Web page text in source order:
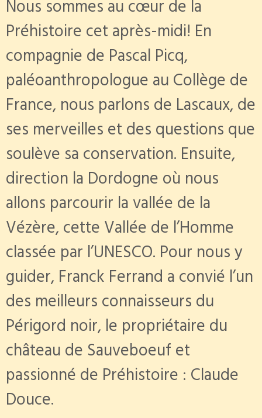
Nous sommes au cœur de la
Préhistoire cet après-midi! En
compagnie de Pascal Picq,
paléoanthropologue au Collège de
France, nous parlons de Lascaux, de
ses merveilles et des questions que
soulève sa conservation. Ensuite,
direction la Dordogne où nous
allons parcourir la vallée de la
Vézère, cette Vallée de l’Homme
classée par l’UNESCO. Pour nous y
guider, Franck Ferrand a convié l’un
des meilleurs connaisseurs du
Périgord noir, le propriétaire du
château de Sauveboeuf et
passionné de Préhistoire : Claude
Douce.